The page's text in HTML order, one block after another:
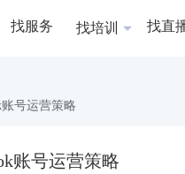
找服务 找培训 找直
号运营策略
账号运营策略